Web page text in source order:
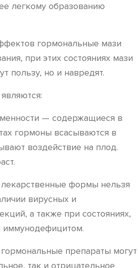
легкому образованию
гормональные мази
при этих состояниях мази
пользу, но и навредят.
— содержащиеся в
гормоны всасываются в
воздействие на плод.
формы нельзя
вирусных и
а также при состояниях,
иммунодефицитом.
препараты могут
так и отрицательное